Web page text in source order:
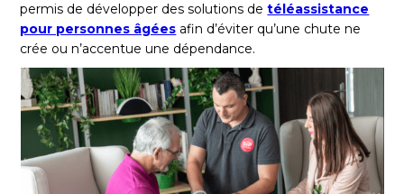
permis de développer des solutions detéléassistance
pour personnes âgées afin d’éviter qu’une chute ne
crée ou n’accentue une dépendance.